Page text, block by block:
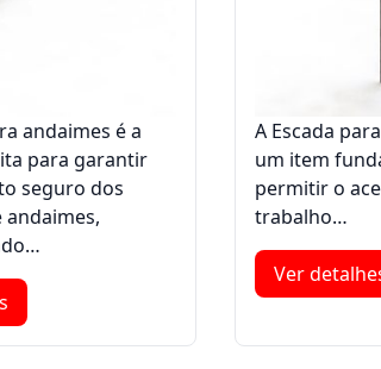
andaimes é a
para garantir
seguro dos
A Escada
um item
permitir o
trabalho…
Ver